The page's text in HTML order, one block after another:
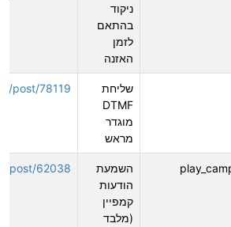
ניקוד
בהתאם
לזמן
האזנה
שליחת
DTMF
מוגדר
מראש
post/78119
השמעת
הודעות
קמפיין
(מלבד
post/62038